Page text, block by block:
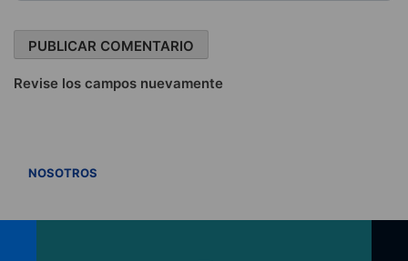
Revise los campos nuevamente
NOSOTROS